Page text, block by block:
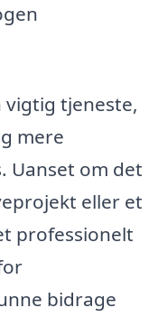
tjeneste,
mere
Uanset om det
eller et
professionelt
bidrage